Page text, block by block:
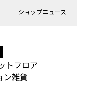
ショップニュース
トフロア
ン雑貨